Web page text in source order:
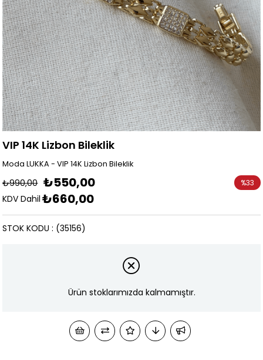
VIP 14K Lizbon Bileklik
Moda LUKKA - VIP 14K Lizbon Bileklik
₺990,00 ₺550,00
KDV Dahil ₺660,00
%33
(35156)
STOK KODU
Ürün stoklarımızda kalmamıştır.